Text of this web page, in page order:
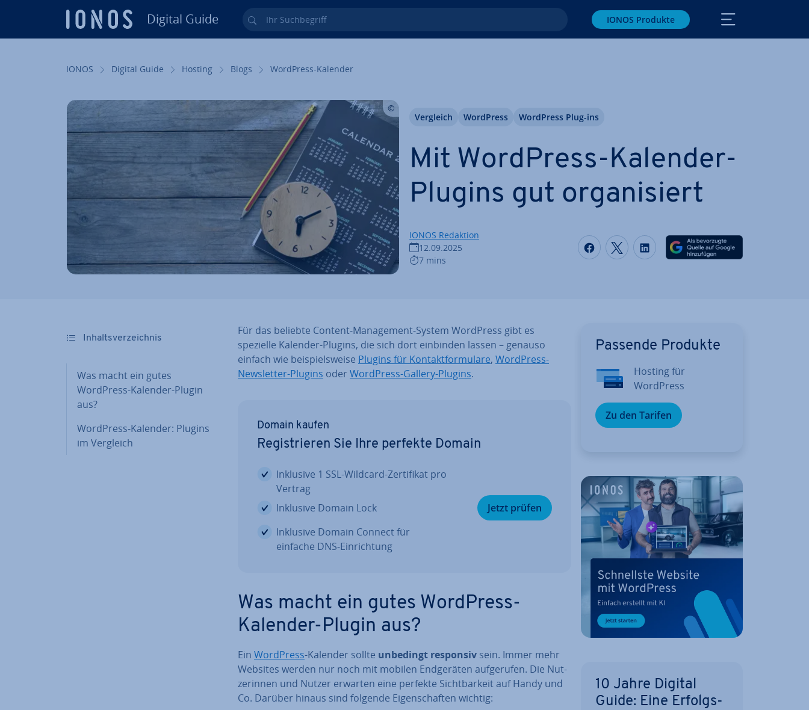
Digital Guide Ihr Such­be­griff IONOS Produkte
IONOS Digital Guide Hosting Blogs WordPress-Kalender
Mit WordPress-Kalender-
Plugins gut or­ga­ni­siert
IONOS Redaktion
12.09.2025
7 mins
Auf Facebook teilen
Auf Twitter teilen
Auf LinkedIn teilen
Vergleich WordPress WordPress Plug-ins
In­halts­ver­zeich­nis
Was macht ein gutes
WordPress-Kalender-Plugin
aus?
WordPress-Kalender: Plugins
im Vergleich
Für das beliebte Content-Ma­nage­ment-System WordPress gibt es
spezielle Kalender-Plugins, die sich dort einbinden lassen – genauso
einfach wie bei­spiels­wei­se Plugins für Kon­takt­for­mu­la­re, WordPress-
News­let­ter-Plugins oder WordPress-Gallery-Plugins.
Domain kaufen
Re­gis­trie­ren Sie Ihre perfekte Domain
Inklusive 1 SSL-Wildcard-Zer­ti­fi­kat pro
Vertrag
Inklusive Domain Lock
Inklusive Domain Connect für
einfache DNS-Ein­rich­tung
Jetzt prüfen
Was macht ein gutes WordPress-
Kalender-Plugin aus?
Ein WordPress-Kalender sollte unbedingt responsiv sein. Immer mehr
Websites werden nur noch mit mobilen End­ge­rä­ten auf­ge­ru­fen. Die Nut­
ze­rin­nen und Nutzer erwarten eine perfekte Sicht­bar­keit auf Handy und
Co. Darüber hinaus sind folgende Ei­gen­schaf­ten wichtig:
Passende Produkte
Hosting für
WordPress
Zu den Tarifen
10 Jahre Digital
Guide: Eine Er­folgs­